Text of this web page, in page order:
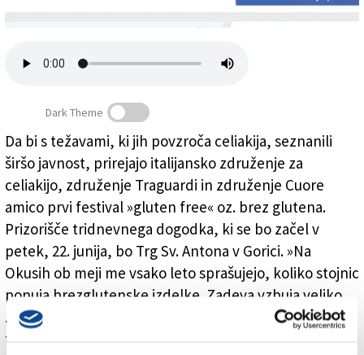
Užitek ob hrani tudi brez glutena
Dark Theme
Da bi s težavami, ki jih povzroča celiakija, seznanili
širšo javnost, prirejajo italijansko združenje za
celiakijo, združenje Traguardi in združenje Cuore
amico prvi festival »gluten free« oz. brez glutena.
Prizorišče tridnevnega dogodka, ki se bo začel v
petek, 22. junija, bo Trg Sv. Antona v Gorici. »Na
Okusih ob meji me vsako leto sprašujejo, koliko stojnic
ponuja brezglutenske izdelke. Zadeva vzbuja veliko
zanimanja,« poudarja odbornica Arianna Bellan. Na
tridnevnem dogodku bo na voljo raznovrstna hrana